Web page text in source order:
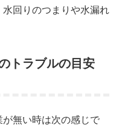
回りのつまりや水漏れ
トラブルの目安
が無い時は次の感じで